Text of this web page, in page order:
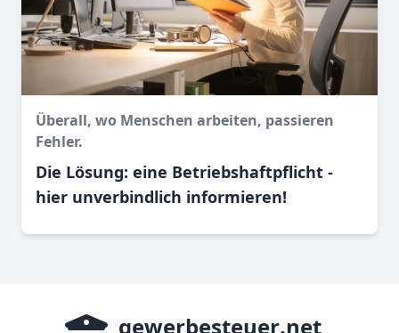
Überall, wo Menschen arbeiten, passieren
Fehler.
Die Lösung: eine Betriebshaftpflicht -
hier unverbindlich informieren!
gewerbesteuer.net